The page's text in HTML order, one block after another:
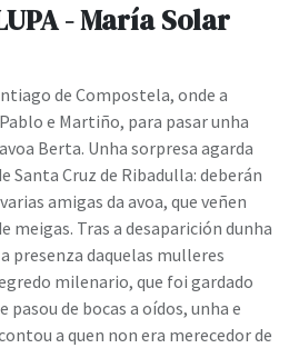
- María Solar
de Compostela, onde a
e Martiño, para pasar unha
Berta. Unha sorpresa agarda
Santa Cruz de Ribadulla: deberán
amigas da avoa, que veñen
meigas. Tras a desaparición dunha
presenza daquelas mulleres
milenario, que foi gardado
pasou de bocas a oídos, unha e
a quen non era merecedor de